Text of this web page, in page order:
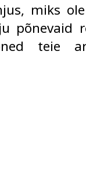
miks
põnevaid
teie